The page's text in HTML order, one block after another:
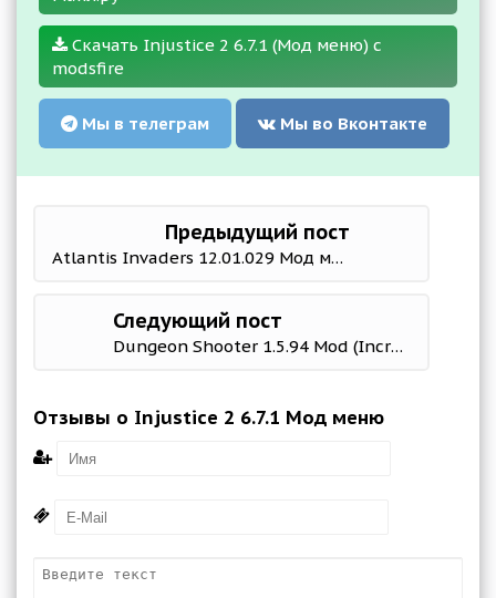
Скачать Injustice 2 6.7.1 (Мод меню) с
modsfire
Мы в телеграм Мы во Вконтакте
Предыдущий пост
Atlantis Invaders 12.01.029 Мод меню
Следующий пост
Dungeon Shooter 1.5.94 Mod (Increasing of Money/Crystals)
Отзывы о Injustice 2 6.7.1 Мод меню